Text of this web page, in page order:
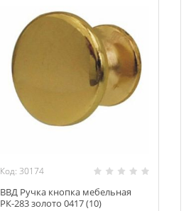
Код: 30174
ВВД Ручка кнопка мебельная
РК-283 золото 0417 (10)